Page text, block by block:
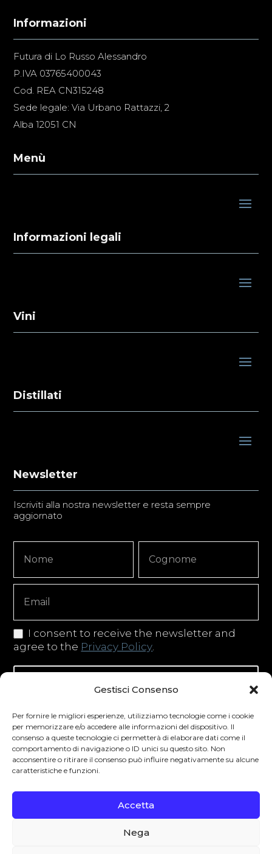
Gestisci Consenso
Per fornire le migliori esperienze, utilizziamo tecnologie come i cookie
per memorizzare e/o accedere alle informazioni del dispositivo. Il
consenso a queste tecnologie ci permetterà di elaborare dati come il
comportamento di navigazione o ID unici su questo sito. Non
acconsentire o ritirare il consenso può influire negativamente su alcune
caratteristiche e funzioni.
Accetta
Nega
Informazioni
Futura di Lo Russo Alessandro
P.IVA 03765400043
Cod. REA CN315248
Sede legale: Via Urbano Rattazzi, 2
Alba 12051 CN
Menù
Informazioni legali
Vini
Distillati
Newsletter
Iscriviti alla nostra newsletter e resta sempre
aggiornato
Signup
Copy
I consent to receive the newsletter and
agree to the Privacy Policy
Iscriviti alla newsletter
Degustibus invita al consumo responsabile.
La vendita di bevande alcoliche è vietata ai
Paese di residenza. L’abuso di alcol è
pericoloso per la salute.